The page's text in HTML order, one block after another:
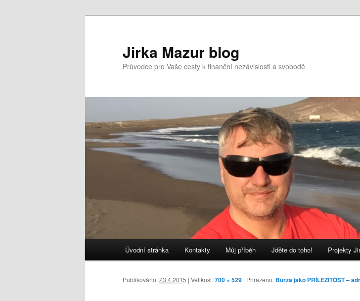
Jirka Mazur blog
Průvodce pro Vaše cesty k finanční nezávislosti a svobodě
Úvodní stránka Kontakty Můj příběh Jděte do toho! Projekty
Publikováno:23.4.2015 | Velikost:700 × 529 | Přiřazeno: Burza jako PŘÍLEŽITOST –